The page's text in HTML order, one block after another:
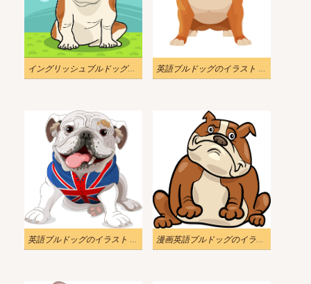
イングリッシュブルドッグのイラスト無料画像 英語ブルドッグのイラスト PNG 無料
英語ブルドッグのイラスト PNG イメージ 漫画英語ブルドッグのイラスト